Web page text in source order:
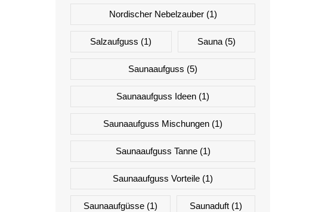
Nordischer Nebelzauber(1)
Salzaufguss (1) Sauna(5)
Saunaaufguss (5)
Saunaaufguss Ideen (1)
Saunaaufguss Mischungen (1)
Saunaaufguss Tanne(1)
Saunaaufguss Vorteile (1)
Saunaaufgüsse (1) Saunaduft (1)